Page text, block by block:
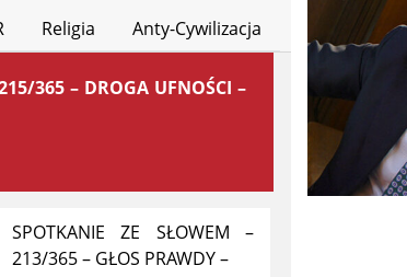
Religia Anty-Cywilizacja
365 – DROGA UFNOŚCI –
SPOTKANIE ZE SŁOWEM –
213/365 – GŁOS PRAWDY –